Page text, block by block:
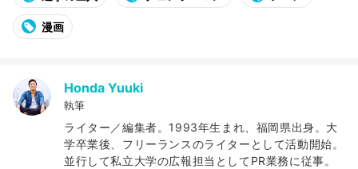
漫画
Honda Yuuki
執筆
ライター／編集者。1993年生まれ、福岡県出身。大
学卒業後、フリーランスのライターとして活動開始。
並行して私立大学の広報担当としてPR業務に従事。